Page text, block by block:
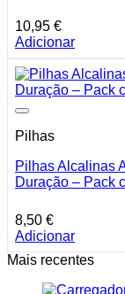
10,95 €
Adicionar
Pilhas
Pilhas Alcalinas
Duração – Pack
8,50 €
Adicionar
Mais recentes